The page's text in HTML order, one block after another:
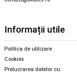
Informații utile
Politica de utilizare
Cookies
Prelucrarea datelor cu